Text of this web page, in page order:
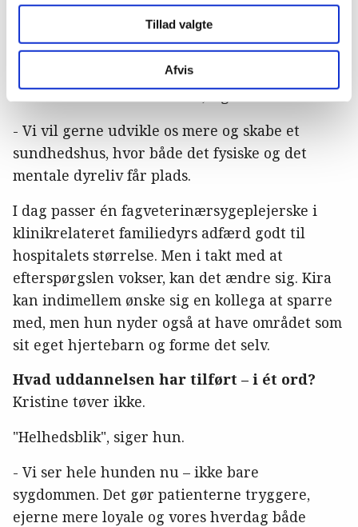
Tillad valgte
Afvis
dage til adfærdskonsultationer, drømmer
Kristine om fremtiden.
- På sigt kunne jeg sagtens se Kira arbejde
næsten fuldtid med adfærd, siger hun.
- Vi vil gerne udvikle os mere og skabe et
sundhedshus, hvor både det fysiske og det
mentale dyreliv får plads.
I dag passer én fagveterinærsygeplejerske i
klinikrelateret familiedyrs adfærd godt til
hospitalets størrelse. Men i takt med at
efterspørgslen vokser, kan det ændre sig. Kira
kan indimellem ønske sig en kollega at sparre
med, men hun nyder også at have området som
sit eget hjertebarn og forme det selv.
Hvad uddannelsen har tilført – i ét ord?
Kristine tøver ikke.
"Helhedsblik", siger hun.
- Vi ser hele hunden nu – ikke bare
sygdommen. Det gør patienterne tryggere,
ejerne mere loyale og vores hverdag både